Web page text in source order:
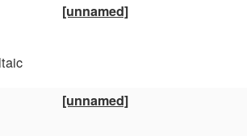
[unnamed]
[unnamed]